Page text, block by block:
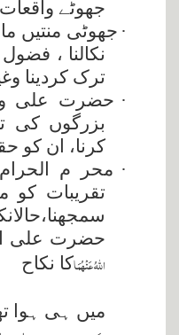
جھوٹے
· جھوٹی منتیں
نکالنا ،
ترک کردینا
· حضرت علی و
بزرگوں کی
کرنا، ان کو
· محر م
تقریبات کو
حضرت علی
اللہُ عَنْہُمَاکا نکاح
میں ہی ہوا